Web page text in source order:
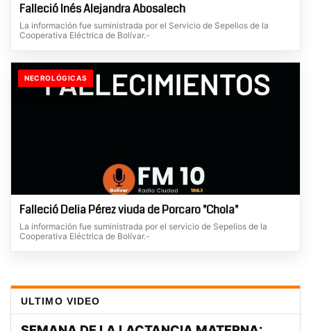
Falleció Inés Alejandra Abosalech
La información fue suministrada por el Servicio de Sepelios de la
Cooperativa Eléctrica de Bolívar.-
NECROLÓGICAS
Falleció Delia Pérez viuda de Porcaro "Chola"
La información fue suministrada por el servicio de Sepelios de la
Cooperativa Eléctrica de Bolívar.-
ULTIMO VIDEO